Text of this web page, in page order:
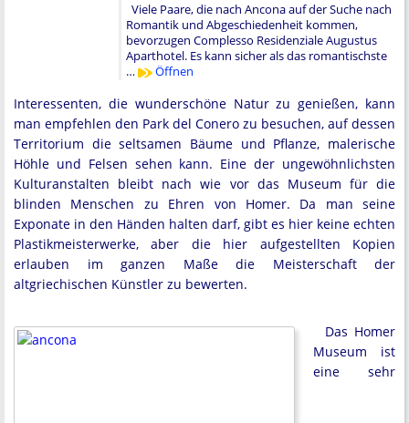
Viele Paare, die nach Ancona auf der Suche nach
Romantik und Abgeschiedenheit kommen,
bevorzugen Complesso Residenziale Augustus
Aparthotel. Es kann sicher als das romantischste
…
Öffnen
Interessenten, die wunderschöne Natur zu genießen, kann
man empfehlen den Park del Conero zu besuchen, auf dessen
Territorium die seltsamen Bäume und Pflanze, malerische
Höhle und Felsen sehen kann. Eine der ungewöhnlichsten
Kulturanstalten bleibt nach wie vor das Museum für die
blinden Menschen zu Ehren von Homer. Da man seine
Exponate in den Händen halten darf, gibt es hier keine echten
Plastikmeisterwerke, aber die hier aufgestellten Kopien
erlauben im ganzen Maße die Meisterschaft der
altgriechischen Künstler zu bewerten.
Das Homer
Museum ist
eine sehr